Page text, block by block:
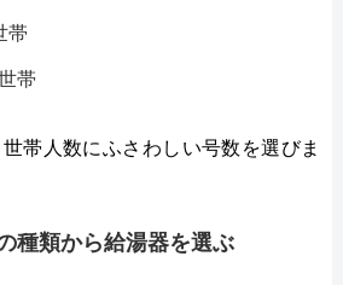
帯
帯
帯人数にふさわしい号数を選びま
種類から給湯器を選ぶ